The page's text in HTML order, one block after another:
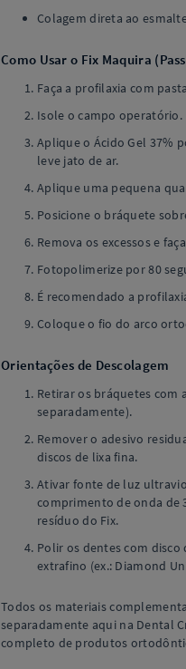
Colagem direta ao
Como Usar o Fix Maquira
Faça a profilaxia com
Isole o campo operatório.
Aplique o Ácido Gel 37%
leve jato de ar.
Aplique uma pequena
Posicione o bráquete
Remova os excessos e
Fotopolimerize por 80
É recomendado a
Coloque o fio do arco
Orientações de Descolagem
Retirar os bráquetes com
separadamente).
Remover o adesivo
discos de lixa fina.
Ativar fonte de luz
comprimento de onda de
resíduo do Fix.
Polir os dentes com
extrafino (ex.: Diamond
Todos os materiais
separadamente aqui na Dental
completo de produtos